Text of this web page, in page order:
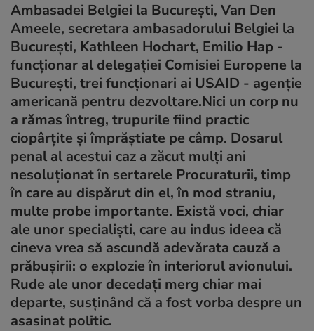
Ambasadei Belgiei la Bucureşti, Van Den
Ameele, secretara ambasadorului Belgiei la
Bucureşti, Kathleen Hochart, Emilio Hap -
funcţionar al delegaţiei Comisiei Europene la
Bucureşti, trei funcţionari ai USAID - agenţie
americană pentru dezvoltare.Nici un corp nu
a rămas întreg, trupurile fiind practic
ciopârţite şi împrăştiate pe câmp. Dosarul
penal al acestui caz a zăcut mulţi ani
nesoluţionat în sertarele Procuraturii, timp
în care au dispărut din el, în mod straniu,
multe probe importante. Există voci, chiar
ale unor specialişti, care au indus ideea că
cineva vrea să ascundă adevărata cauză a
prăbuşirii: o explozie în interiorul avionului.
Rude ale unor decedaţi merg chiar mai
departe, susţinând că a fost vorba despre un
asasinat politic.